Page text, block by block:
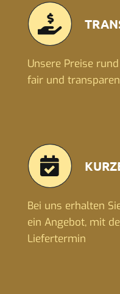
Unsere Preise
fair und
Bei uns erhalten
ein Angebot, mit
Liefertermin